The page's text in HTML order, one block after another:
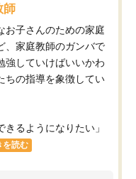
師
お子さんのための家庭
、家庭教師のガンバで
強していけばいいかわ
ちの指導を象徴してい
るようになりたい」
を読む